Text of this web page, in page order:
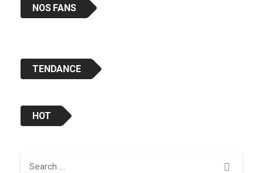
NOS FANS
TENDANCE
HOT
Search